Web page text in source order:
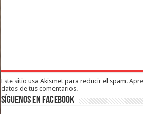
Este sitio usa Akismet para reducir el spam.
datos de tus comentarios.
Síguenos en Facebook